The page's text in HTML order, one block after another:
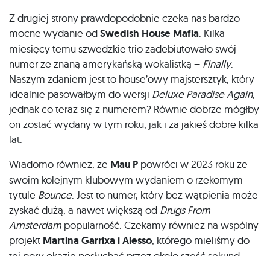
Z drugiej strony prawdopodobnie czeka nas bardzo
mocne wydanie odSwedish House Mafia . Kilka
miesięcy temu szwedzkie trio zadebiutowało swój
numer ze znaną amerykańską wokalistką – Finally.
Naszym zdaniem jest to house’owy majstersztyk, który
idealnie pasowałbym do wersji Deluxe Paradise Again,
jednak co teraz się z numerem? Równie dobrze mógłby
on zostać wydany w tym roku, jak i za jakieś dobre kilka
lat.
Wiadomo również, że Mau P powróci w 2023 roku ze
swoim kolejnym klubowym wydaniem o rzekomym
tytule Bounce. Jest to numer, który bez wątpienia może
zyskać dużą, a nawet większą od Drugs From
Amsterdam popularność. Czekamy również na wspólny
projekt Martina Garrixa i Alesso, którego mieliśmy do